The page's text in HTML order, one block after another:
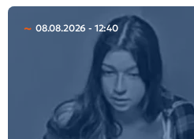
08.08.2026 - 12:40